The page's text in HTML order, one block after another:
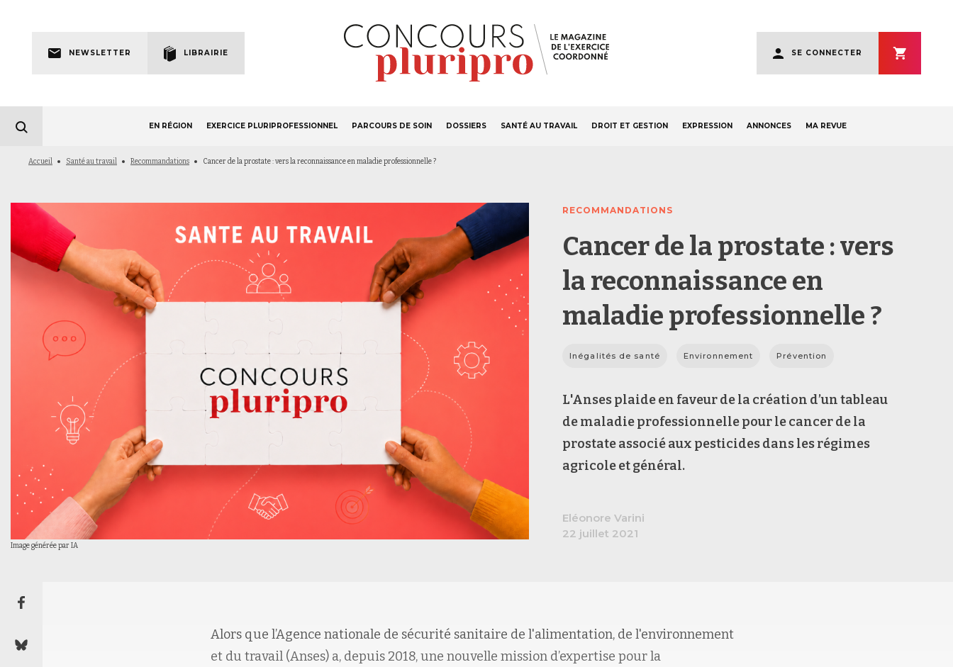
navigation
NEWSLETTER LIBRAIRIE
account
menu
SE CONNECTER
S'ABONNER
principale
EN RÉGION EXERCICE PLURIPROFESSIONNEL PARCOURS DE SOIN DOSSIERS SANTÉ AU TRAVAIL DROIT ET GESTION EXPRESSION ANNONCES MA REVUE
Fil
Accueil Santé au travail Recommandations Cancer de la prostate : vers la reconnaissance en maladie professionnelle ?
Image générée par IA
RECOMMANDATIONS
Cancer de la prostate : vers
la reconnaissance en
maladie professionnelle ?
Inégalités de santé Environnement Prévention
L'Ansesplaide en faveur de la création d’un tableau
de maladie professionnellepour le cancer de la
prostate associé aux pesticides dans les régimes
agricole et général.
Eléonore Varini
22 juillet 2021
Alors que l’Agence nationale de sécurité sanitaire de l'alimentation, de l'environnement
et du travail (Anses) a, depuis 2018,une nouvelle mission d’expertise pour la